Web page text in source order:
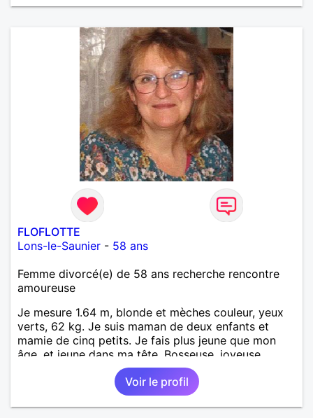
FLOFLOTTE
Lons-le-Saunier - 58 ans
Femme divorcé(e) de 58 ans recherche rencontre
amoureuse
Je mesure 1.64 m, blonde et mèches couleur, yeux
verts, 62 kg. Je suis maman de deux enfants et
mamie de cinq petits. Je fais plus jeune que mon
âge, et jeune dans ma tête. Bosseuse, joyeuse,
sensible, bienveillante, aimant aller danser ou rester
tranquille à la maison. Balades, bricolage... j'ai un
chien. Je suis AES de métier et j'exerce à mon
compte. PAT votre num merci.
Voir le profil